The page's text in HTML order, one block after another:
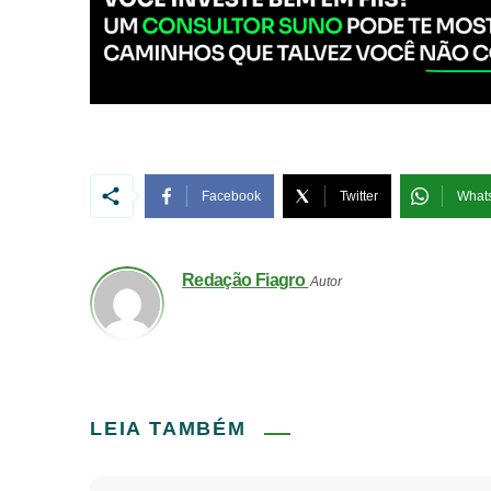
Facebook Twitter
Redação Fiagro Autor
LEIA TAMBÉM